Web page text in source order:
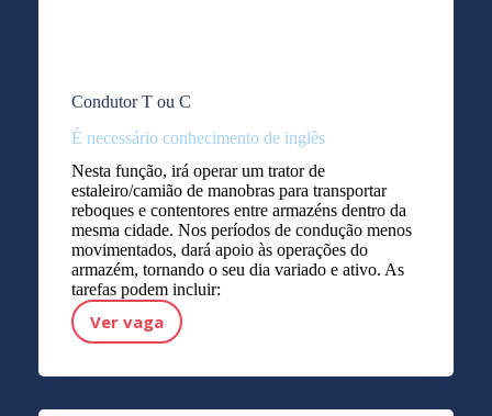
Condutor T ou C
É necessário conhecimento de inglês
Nesta função, irá operar um trator de
estaleiro/camião de manobras para transportar
reboques e contentores entre armazéns dentro da
mesma cidade. Nos períodos de condução menos
movimentados, dará apoio às operações do
armazém, tornando o seu dia variado e ativo. As
tarefas podem incluir:
Ver vaga
Condutor T ou C